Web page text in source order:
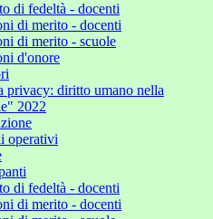
di fedeltà - docenti
di merito - docenti
di merito - scuole
d'onore
privacy: diritto umano nella
2022
operativi
di fedeltà - docenti
di merito - docenti